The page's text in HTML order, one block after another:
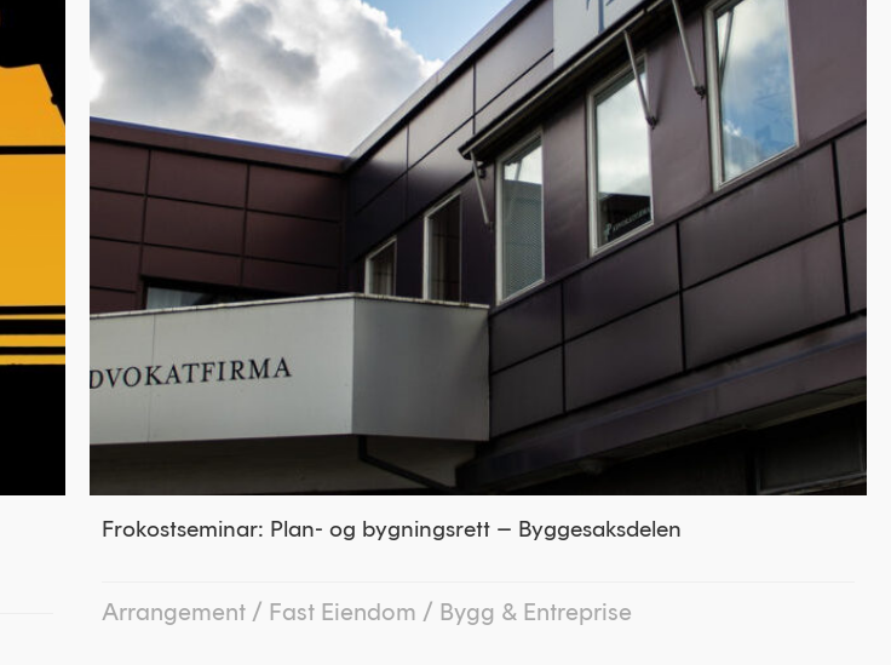
Frokostseminar: Plan- og bygningsrett – Byggesaksdelen
Arrangement / Fast Eiendom / Bygg & Entreprise